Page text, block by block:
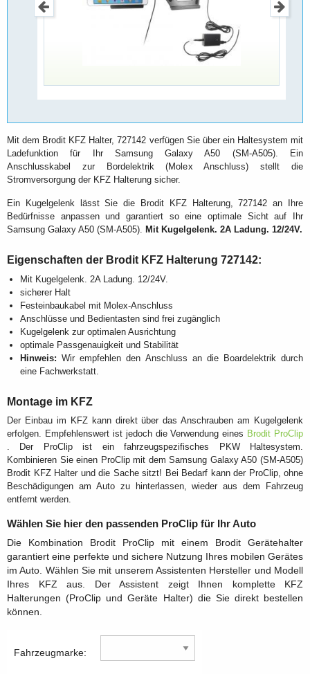
Mit dem Brodit KFZ Halter, 727142 verfügen Sie über ein Haltesystem mit
Ladefunktion für Ihr Samsung Galaxy A50 (SM-A505). Ein
Anschlusskabel zur Bordelektrik (Molex Anschluss) stellt die
Stromversorgung der KFZ Halterung sicher.
Ein Kugelgelenk lässt Sie die Brodit KFZ Halterung, 727142 an Ihre
Bedürfnisse anpassen und garantiert so eine optimale Sicht auf Ihr
Samsung Galaxy A50 (SM-A505). Mit Kugelgelenk. 2A Ladung. 12/24V.
Eigenschaften der Brodit KFZ Halterung 727142:
Mit Kugelgelenk. 2A Ladung. 12/24V.
sicherer Halt
Festeinbaukabel mit Molex-Anschluss
Anschlüsse und Bedientasten sind frei zugänglich
Kugelgelenk zur optimalen Ausrichtung
optimale Passgenauigkeit und Stabilität
Hinweis: Wir empfehlen den Anschluss an die Boardelektrik durch
eine Fachwerkstatt.
Montage im KFZ
Der Einbau im KFZ kann direkt über das Anschrauben am Kugelgelenk
erfolgen. Empfehlenswert ist jedoch die Verwendung eines Brodit ProClip
. Der ProClip ist ein fahrzeugspezifisches PKW Haltesystem.
Kombinieren Sie einen ProClip mit dem Samsung Galaxy A50 (SM-A505)
Brodit KFZ Halter und die Sache sitzt! Bei Bedarf kann der ProClip, ohne
Beschädigungen am Auto zu hinterlassen, wieder aus dem Fahrzeug
entfernt werden.
Wählen Sie hier den passenden ProClip für Ihr Auto
Die Kombination Brodit ProClip mit einem Brodit Gerätehalter
garantiert eine perfekte und sichere Nutzung Ihres mobilen Gerätes
im Auto. Wählen Sie mit unserem Assistenten Hersteller und Modell
Ihres KFZ aus. Der Assistent zeigt Ihnen komplette KFZ
Halterungen (ProClip und Geräte Halter) die Sie direkt bestellen
können.
Fahrzeugmarke: